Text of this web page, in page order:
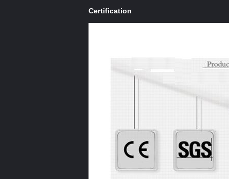
Certification